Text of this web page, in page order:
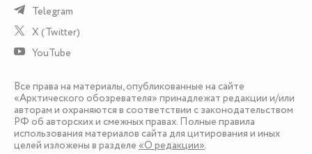
Telegram
X (Twitter)
YouTube
Все права на материалы, опубликованные на сайте
«Арктического обозревателя» принадлежат редакции и/или
авторам и охраняются в соответствии с законодательством
РФ об авторских и смежных правах. Полные правила
использования материалов сайта для цитирования и иных
целей изложены в разделе «О редакции».